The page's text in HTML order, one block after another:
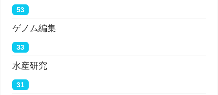
53
ゲノム編集
33
水産研究
31